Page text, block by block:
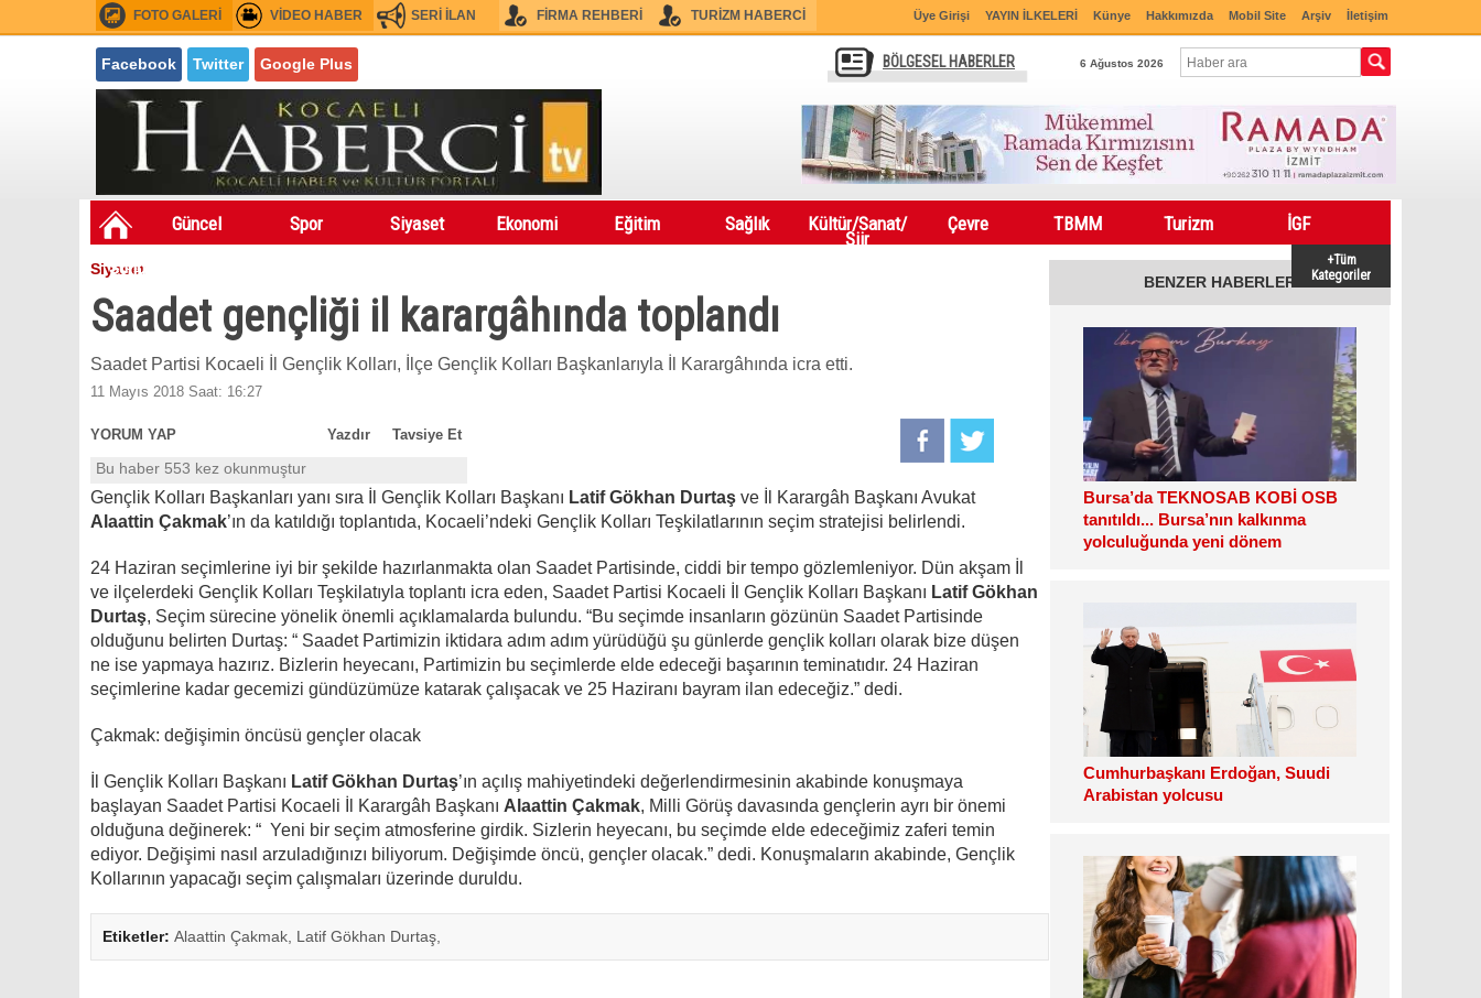
FOTO GALERİ VİDEO HABER SERİ İLAN FİRMA REHBERİ TURİZM HABERCİ İletişim
Arşiv
Mobil Site
Hakkımızda
Künye
YAYIN İLKELERİ
Üye Girişi
Facebook Twitter Google Plus 6 Ağustos 2026
BÖLGESEL HABERLER
Güncel Spor Siyaset Ekonomi Eğitim Sağlık Kültür/Sanat/
Şiir
Çevre TBMM Turizm
İGF
Sondakıka
+Tüm
Kategoriler
BENZER HABERLER
Bursa’da TEKNOSAB KOBİ OSB
tanıtıldı... Bursa’nın kalkınma
yolculuğunda yeni dönem
Cumhurbaşkanı Erdoğan, Suudi
Arabistan yolcusu
Siyaset
Saadet gençliği il karargâhında toplandı
Saadet Partisi Kocaeli İl Gençlik Kolları, İlçe Gençlik Kolları Başkanlarıyla İl Karargâhında icra etti.
11 Mayıs 2018 Saat: 16:27
YORUM YAP Tavsiye Et
Yazdır
Bu haber 553 kez okunmuştur
Gençlik Kolları Başkanları yanı sıra İl Gençlik Kolları Başkanı Latif Gökhan Durtaş ve İl Karargâh Başkanı Avukat
Alaattin Çakmak’ın da katıldığı toplantıda, Kocaeli’ndeki Gençlik Kolları Teşkilatlarının seçim stratejisi belirlendi.
24 Haziran seçimlerine iyi bir şekilde hazırlanmakta olan Saadet Partisinde, ciddi bir tempo gözlemleniyor. Dün akşam İl
ve ilçelerdeki Gençlik Kolları Teşkilatıyla toplantı icra eden, Saadet Partisi Kocaeli İl Gençlik Kolları Başkanı Latif Gökhan
Durtaş, Seçim sürecine yönelik önemli açıklamalarda bulundu. “Bu seçimde insanların gözünün Saadet Partisinde
olduğunu belirten Durtaş: “ Saadet Partimizin iktidara adım adım yürüdüğü şu günlerde gençlik kolları olarak bize düşen
ne ise yapmaya hazırız. Bizlerin heyecanı, Partimizin bu seçimlerde elde edeceği başarının teminatıdır. 24 Haziran
seçimlerine kadar gecemizi gündüzümüze katarak çalışacak ve 25 Haziranı bayram ilan edeceğiz.” dedi.
Çakmak: değişimin öncüsü gençler olacak
İl Gençlik Kolları Başkanı Latif Gökhan Durtaş’ın açılış mahiyetindeki değerlendirmesinin akabinde konuşmaya
başlayan Saadet Partisi Kocaeli İl Karargâh Başkanı Alaattin Çakmak, Milli Görüş davasında gençlerin ayrı bir önemi
olduğuna değinerek: “ Yeni bir seçim atmosferine girdik. Sizlerin heyecanı, bu seçimde elde edeceğimiz zaferi temin
ediyor. Değişimi nasıl arzuladığınızı biliyorum. Değişimde öncü, gençler olacak.” dedi. Konuşmaların akabinde, Gençlik
Kollarının yapacağı seçim çalışmaları üzerinde duruldu.
Etiketler: Alaattin Çakmak, Latif Gökhan Durtaş,